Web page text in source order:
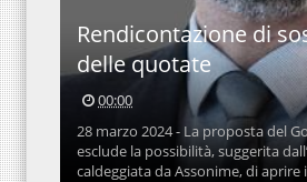
Rendicontazione di
delle quotate
00:00
28 marzo 2024 - La proposta del
esclude la possibilità, suggerita
caldeggiata da Assonime, di aprire